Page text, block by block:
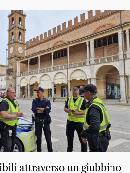
attraverso un giubbino